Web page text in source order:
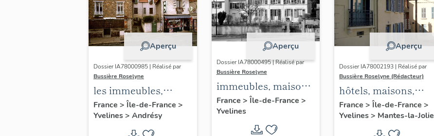
Aperçu
Dossier IA78000985 | Réalisé par
Bussière Roselyne
les immeubles,
maisons et fermes
du canton d'Andrésy
France > Île-de-France >
Yvelines> Andrésy
Aperçu
Dossier IA78000495 | Réalisé par
Bussière Roselyne
immeubles, maisons,
fermes
France > Île-de-France >
Yvelines
Aperçu
Dossier IA78002193 | Réalisé par
Bussière Roselyne (Rédacteur)
hôtels, maisons,
immeubles
France > Île-de-France >
Yvelines> Mantes-la-Jolie